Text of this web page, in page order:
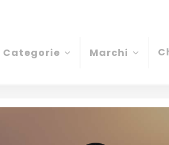
Categorie Marchi